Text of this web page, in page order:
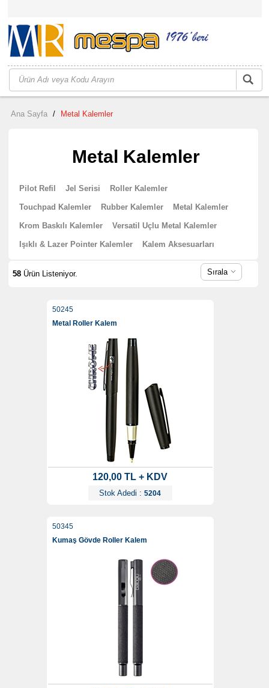
Ana Sayfa / Metal Kalemler
Metal Kalemler
Pilot Refil Jel Serisi Roller Kalemler
Touchpad Kalemler Rubber Kalemler Metal Kalemler
Krom Baskılı Kalemler Versatil Uçlu Metal Kalemler
Işıklı & Lazer Pointer Kalemler Kalem Aksesuarları
58Ürün Listeniyor. Sırala
50245
Metal Roller Kalem
120,00 TL + KDV
Stok Adedi : 5204
50345
Kumaş Gövde Roller Kalem